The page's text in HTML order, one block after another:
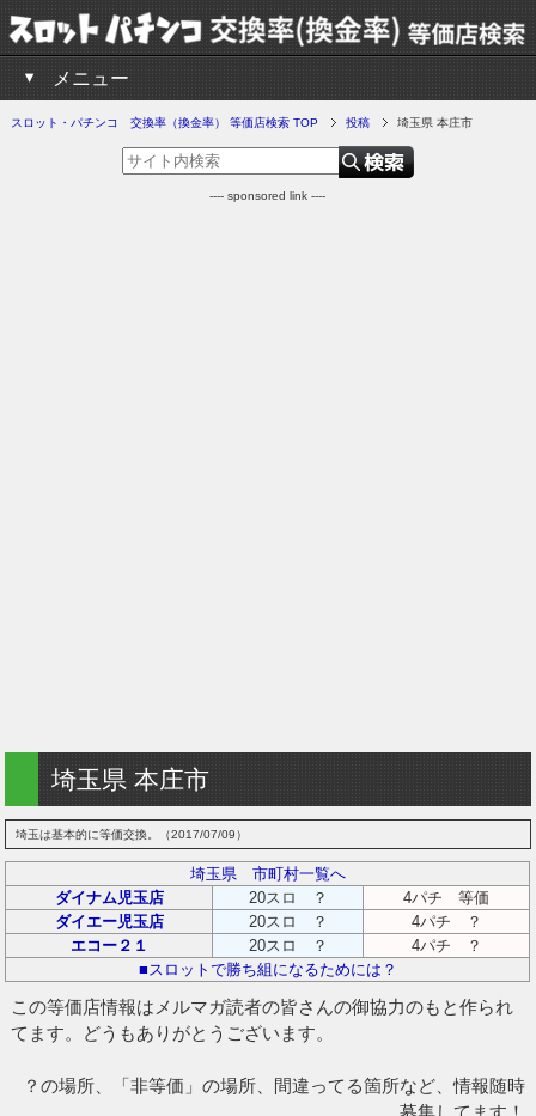
メニュー
スロット・パチンコ 交換率（換金率） 等価店検索 TOP 投稿 埼玉県 本庄市
---- sponsored link ----
埼玉県 本庄市
埼玉は基本的に等価交換。（2017/07/09）
埼玉県 市町村一覧へ
ダイナム児玉店
20スロ ？
4パチ 等価
ダイエー児玉店
20スロ ？
4パチ ？
エコー２１
20スロ ？
4パチ ？
■スロットで勝ち組になるためには？
この等価店情報はメルマガ読者の皆さんの御協力のもと作られ
てます。どうもありがとうございます。
？の場所、「非等価」の場所、間違ってる箇所など、情報随時